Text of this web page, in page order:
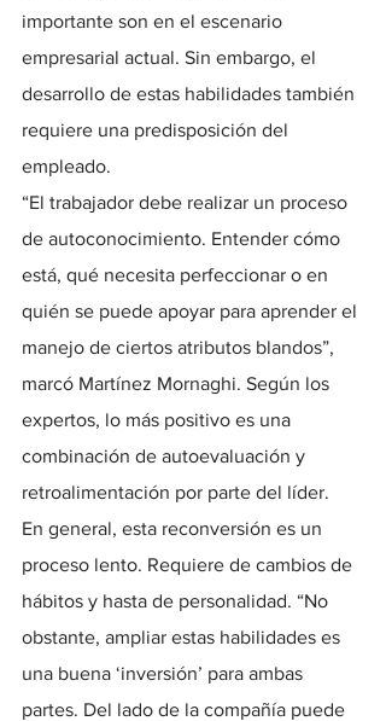
importante son en el escenario
empresarial actual. Sin embargo, el
desarrollo de estas habilidades también
requiere una predisposición del
empleado.
“El trabajador debe realizar un proceso
de autoconocimiento. Entender cómo
está, qué necesita perfeccionar o en
quién se puede apoyar para aprender el
manejo de ciertos atributos blandos”,
marcó Martínez Mornaghi. Según los
expertos, lo más positivo es una
combinación de autoevaluación y
retroalimentación por parte del líder.
En general, esta reconversión es un
proceso lento. Requiere de cambios de
hábitos y hasta de personalidad. “No
obstante, ampliar estas habilidades es
una buena ‘inversión’ para ambas
partes. Del lado de la compañía puede